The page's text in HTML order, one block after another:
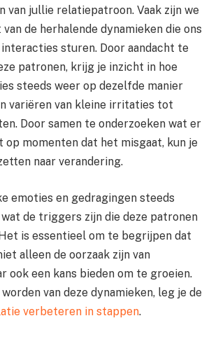
van jullie relatiepatroon. Vaak zijn we
de herhalende dynamieken die ons
sturen. Door aandacht te
patronen, krijg je inzicht in hoe
steeds weer op dezelfde manier
variëren van kleine irritaties tot
Door samen te onderzoeken wat er
momenten dat het misgaat, kun je
naar verandering.
emoties en gedragingen steeds
de triggers zijn die deze patronen
is essentieel om te begrijpen dat
alleen de oorzaak zijn van
ook een kans bieden om te groeien.
van deze dynamieken, leg je de
verbeteren in stappen.